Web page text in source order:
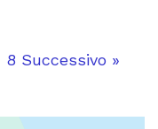
8 Successivo »